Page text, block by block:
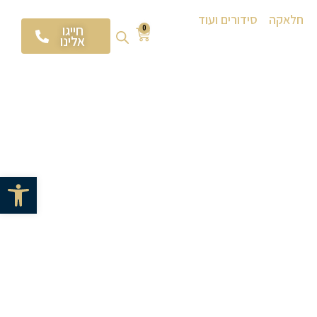
פתח
חלאקה סידורים ועוד
0 חייגו
אלינו